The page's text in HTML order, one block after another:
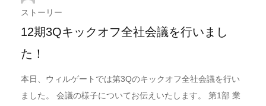
ストーリー
12期3Qキックオフ全社会議を行いまし
た！
本日、ウィルゲートでは第3Qのキックオフ全社会議を行い
ました。 会議の様子についてお伝えいたします。 第1部 業